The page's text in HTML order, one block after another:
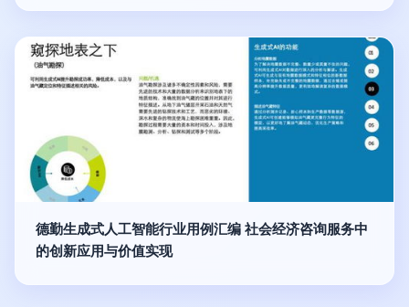
德勤生成式人工智能行业用例汇编 社会经济咨询服务中
的创新应用与价值实现